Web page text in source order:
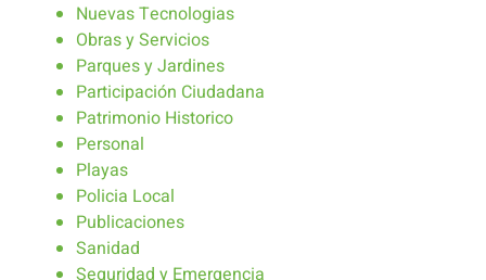
Nuevas Tecnologias
Obras y Servicios
Parques y Jardines
Participación Ciudadana
Patrimonio Historico
Personal
Playas
Policia Local
Publicaciones
Sanidad
Seguridad y Emergencia